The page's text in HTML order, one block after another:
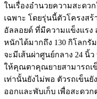
ในเรื่องอำนวยความสะดว
เฉพาะ โดยรุ่นนี้ตัวโครงสร้
อัลลอยด์ ที่มีความแข็งแรง
หนักได้มากถึง 130 กิโลกรั
จะมีเส้นผ่าศูนย์กลาง 24 นิ้
ให้คุณตาคุณยายสามารถเ
เท่านั้นยังไม่พอ ตัวรถเข็น
ออกและพับเก็บ เพื่อสะดว